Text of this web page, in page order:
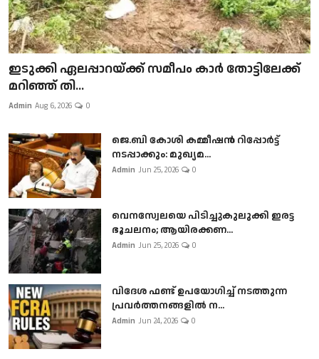
ഇടുക്കി ഏലപ്പാറയ്ക്ക് സമീപം കാർ തോട്ടിലേക്ക്
മറിഞ്ഞ് തി...
Admin Aug 6, 2026 0
ജെ.ബി കോശി കമ്മീഷൻ റിപ്പോർട്ട്
നടപ്പാക്കും: മുഖ്യമ...
Admin Jun 25, 2026 0
വെനസ്വേലയെ പിടിച്ചുകുലുക്കി ഇരട്ട
ഭൂചലനം; ആയിരക്കണ...
Admin Jun 25, 2026 0
വിദേശ ഫണ്ട് ഉപയോഗിച്ച് നടത്തുന്ന
പ്രവർത്തനങ്ങളിൽ ന...
Admin Jun 24, 2026 0